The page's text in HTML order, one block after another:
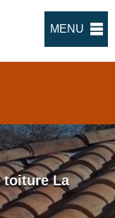
MENU
toiture La